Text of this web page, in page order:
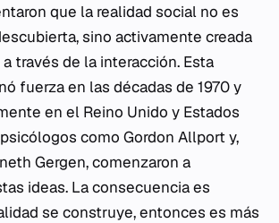
que la realidad social no es
sino activamente creada
través de la interacción. Esta
fuerza en las décadas de 1970 y
en el Reino Unido y Estados
como Gordon Allport y,
Gergen, comenzaron a
ideas. La consecuencia es
se construye, entonces es más